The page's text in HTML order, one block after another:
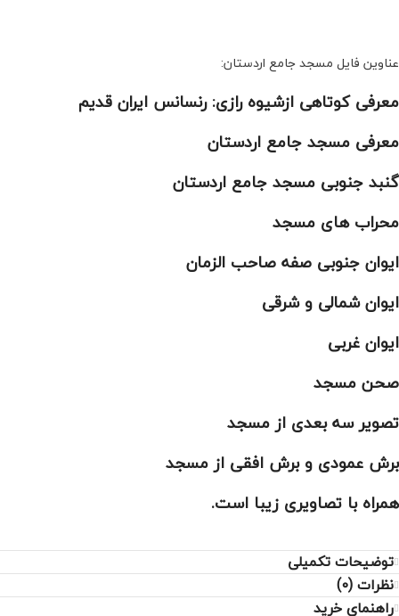
عناوین فایل مسجد جامع اردستان:
معرفی کوتاهی ازشیوه رازی: رنسانس ایران قدیم
معرفی مسجد جامع اردستان
گنبد جنوبی مسجد جامع اردستان
محراب های مسجد
ایوان جنوبی صفه صاحب الزمان
ایوان شمالی و شرقی
ایوان غربی
صحن مسجد
تصویر سه بعدی از مسجد
برش عمودی و برش افقی از مسجد
همراه با تصاویری زیبا است.
توضیحات تکمیلی
نظرات (0)
راهنمای خرید